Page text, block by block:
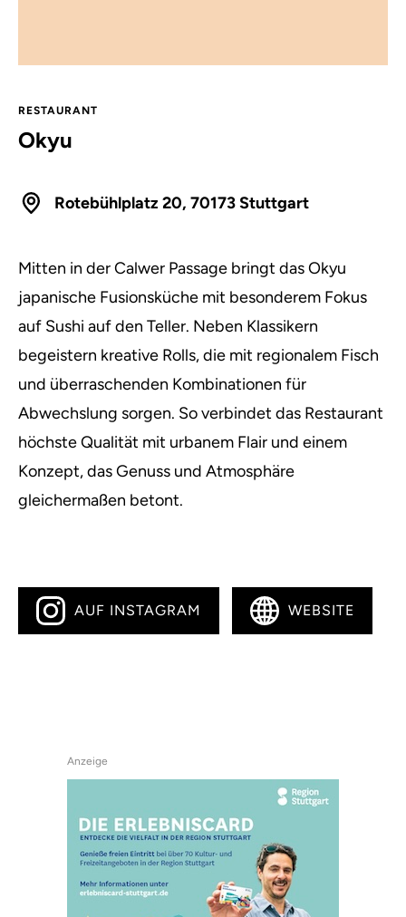
RESTAURANT
Okyu
Rotebühlplatz 20, 70173 Stuttgart
Mitten in der Calwer Passage bringt das Okyu
japanische Fusionsküche mit besonderem Fokus
auf Sushi auf den Teller. Neben Klassikern
begeistern kreative Rolls, die mit regionalem Fisch
und überraschenden Kombinationen für
Abwechslung sorgen. So verbindet das Restaurant
höchste Qualität mit urbanem Flair und einem
Konzept, das Genuss und Atmosphäre
gleichermaßen betont.
AUF INSTAGRAM WEBSITE
Anzeige